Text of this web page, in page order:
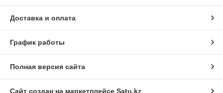
Доставка и оплата
График работы
Полная версия сайта
Сайт создан на маркетплейсе Satu.kz